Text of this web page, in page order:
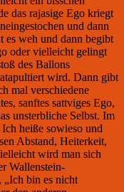
das rajasige Ego kriegt
und dann
es weh und dann begibt
oder vielleicht gelingt
des Ballons
wird. Dann gibt
mal verschiedene
sanftes sattviges Ego,
unsterbliche Selbst. Im
heiße sowieso und
Abstand, Heiterkeit,
wird man sich
Wallenstein-
„Ich bin es nicht